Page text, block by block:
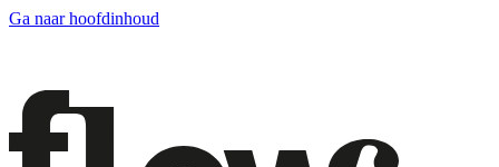
Ga naar hoofdinhoud